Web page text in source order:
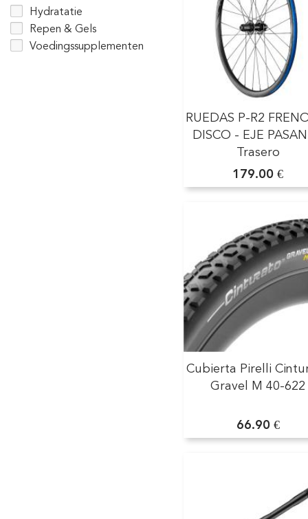
Hydratatie
Repen & Gels
Voedingssupplementen
RUEDAS P-R2
DISCO - EJE
Trasero
179.00 €
Cubierta Pirelli
Gravel M 40-622
66.90 €